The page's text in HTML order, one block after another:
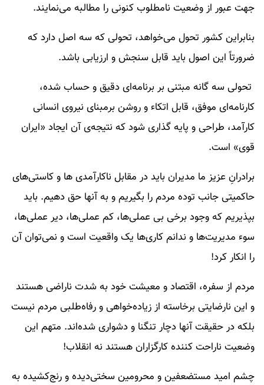
جهت عبور از وضعیت نامطلوب کنونی را مطالبه می‌نمایند.
بنابراین کشور تحول می‌­خواهد، تحولی که سه اصل دارد که
ضرورتاً این اصول باید قابل سنجش و ارزیابی باشد.
تحولی سه گانه مبتنی بر برنامه­‌ای دقیق و حساب شده،
کارنامه‌ای موفق، قابل اتکاء و روشن برمبنای نیروی انسانی
کارآمد، طراحی و پایه گذاری شود که نتیجه‌­ی آن ایجاد «ایران
قوی» است.
برادرانِ عزیز ما مدیران باید در مقابل ناکارآمدی ها و کاستی­‌های
حاکمیتی جانب توده مردم را بگیریم و به آنها حق دهیم. باید
بپذیریم که وجود برخی بی عملی‌­ها، کم عملی‌­ها، دیر عملی­‌ها،
سوء مدیریت‌­ها و ندانم کاری‌­ها یک واقعیت است و نمی‌توان آن
را انکار کرد!
مردم از سفره، اقتصاد و معیشت خود به شدت ناراضی هستند
و این نارضایتی برخاسته از زیاده‌­خواهی و رفاه‌­طلبی مردم نیست
بلکه در حقیقت آنها دچار تنگنا و دشواری شده­‌اند. متهم این
وضعیت ناراحت کننده کارگزاران هستند نه انقلاب!
چشم امید مستضعفین و محرومین سختی‌­دیده و رنج‌کشیده به